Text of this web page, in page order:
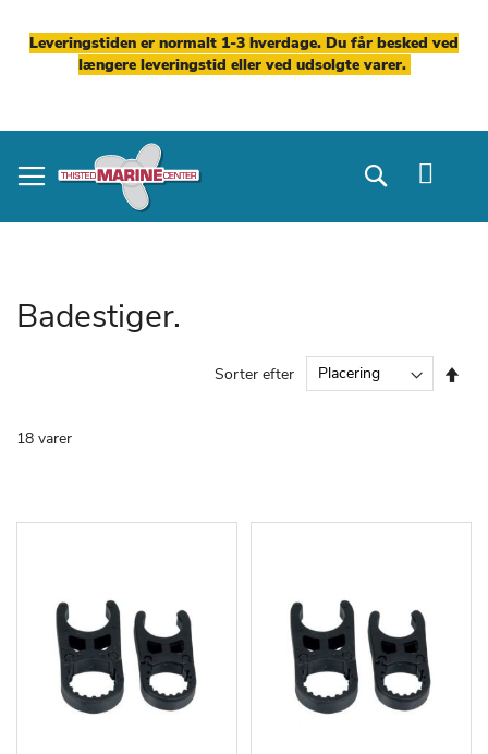
Leveringstiden er normalt 1-3 hverdage. Du får besked ved
længere leveringstid eller ved udsolgte varer.
to
Content
Search
Badestiger.
18 varer
Sorter efter